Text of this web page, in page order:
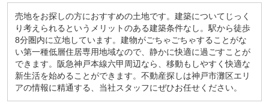
売地をお探しの方におすすめの土地です。建築についてじっく
り考えられるというメリットのある建築条件なし。駅から徒歩
8分圏内に立地しています。建物がごちゃごちゃすることがな
い第一種低層住居専用地域なので、静かに快適に過ごすことが
できます。阪急神戸本線六甲周辺なら、移動もしやすく快適な
新生活を始めることができます。不動産探しは神戸市灘区エリ
アの情報に精通する、当社スタッフにぜひお任せください。